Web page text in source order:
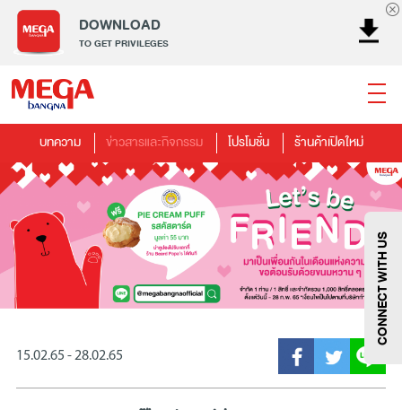
DOWNLOAD
TO GET PRIVILEGES
ธนาคาร ร้านอาหาร เอ็นเตอร์เทนเม้นท์
แฟชั่น
เครื่องประดับ
การตกแต่งบ้าน แม่และเด็ก
ไลฟ์สไตล์
บริการ
เมกา สมาร์ท คิดส์ กีฬา
ซูเปอร์มาร์เก็ต
แกดเจ็ตและเทคโนโลยี
สุขภาพและความงาม
แฟชั่น @Megabangna
CONNECT WITH US
บทความ ข่าวสารและกิจกรรม โปรโมชั่น ร้านค้าเปิดใหม่
15.02.65 - 28.02.65